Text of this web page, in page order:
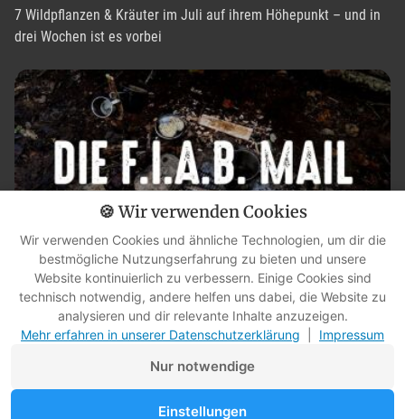
7 Wildpflanzen & Kräuter im Juli auf ihrem Höhepunkt – und in
drei Wochen ist es vorbei
Nur Unkraut? Diese Pflanze kann mehr, als du denkst [FIAB-Mail,
10.07.2026]
🍪 Wir verwenden Cookies
Wir verwenden Cookies und ähnliche Technologien, um dir die
bestmögliche Nutzungserfahrung zu bieten und unsere
Website kontinuierlich zu verbessern. Einige Cookies sind
technisch notwendig, andere helfen uns dabei, die Website zu
analysieren und dir relevante Inhalte anzuzeigen.
Mehr erfahren in unserer Datenschutzerklärung
Impressum
Nur notwendige
Einstellungen